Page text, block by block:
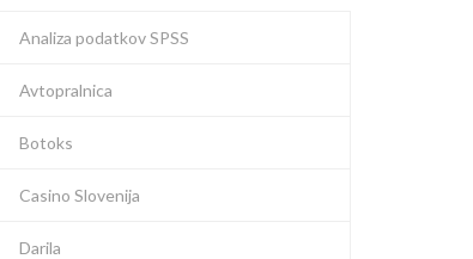
Analiza podatkov SPSS
Avtopralnica
Botoks
Casino Slovenija
Darila